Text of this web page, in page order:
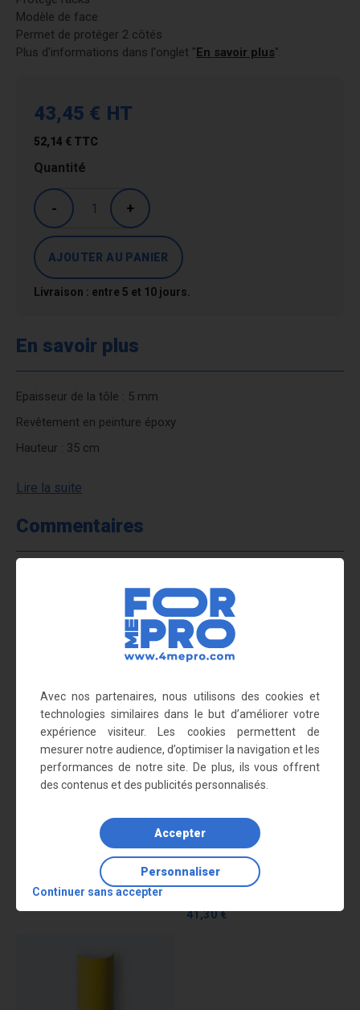
Modèle de face
Permet de protéger 2 côtés
Plus d'informations dans l'onglet "En savoir plus".
43,45 € HT
52,14 € TTC
Quantité
- +
Livraison : entre 5 et 10 jours.
En savoir plus
Epaisseur de la tôle : 5 mm
Revêtement en peinture époxy
Hauteur : 35 cm
Lire la suite
Commentaires
SOYEZ LE PREMIER À DONNER VOTRE AVIS !
Nous vous recommandons
Madrier de protection en sapin
67,65 €
Plaques de protection d'angle
41,30 €
Avec nos partenaires, nous utilisons des cookies et
technologies similaires dans le but d’améliorer votre
expérience visiteur. Les cookies permettent de
mesurer notre audience, d’optimiser la navigation et les
performances de notre site. De plus, ils vous offrent
des contenus et des publicités personnalisés.
Personnaliser
Accepter
Continuer sans accepter